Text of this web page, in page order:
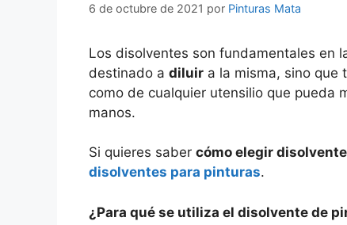
6 de octubre de 2021 por Pinturas Mata
Los disolventes son fundamentales en
destinado a diluir a la misma, sino que
como de cualquier utensilio que pueda
manos.
Si quieres saber cómo elegir
disolventes para pinturas.
¿Para qué se utiliza el disolvente de